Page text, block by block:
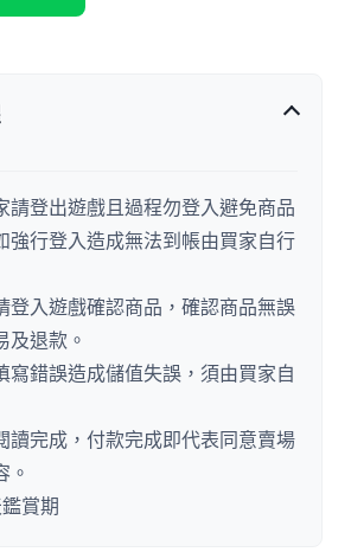
請登出遊戲且過程勿登入避免商品
強行登入造成無法到帳由買家自行
登入遊戲確認商品，確認商品無誤
及退款。
寫錯誤造成儲值失誤，須由買家自
讀完成，付款完成即代表同意賣場
。
賞期